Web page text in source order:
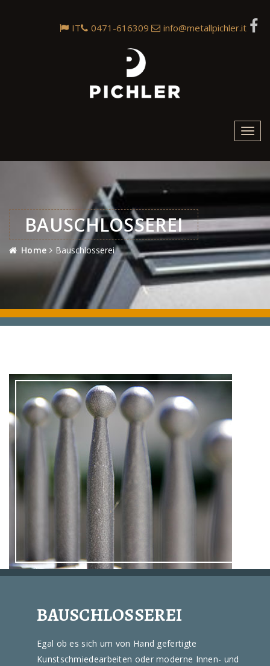
IT 0471-616309 info@metallpichler.it
BAUSCHLOSSEREI
Home Bauschlosserei
BAUSCHLOSSEREI
Egal ob es sich um von Hand gefertigte
Kunstschmiedearbeiten oder moderne Innen- und